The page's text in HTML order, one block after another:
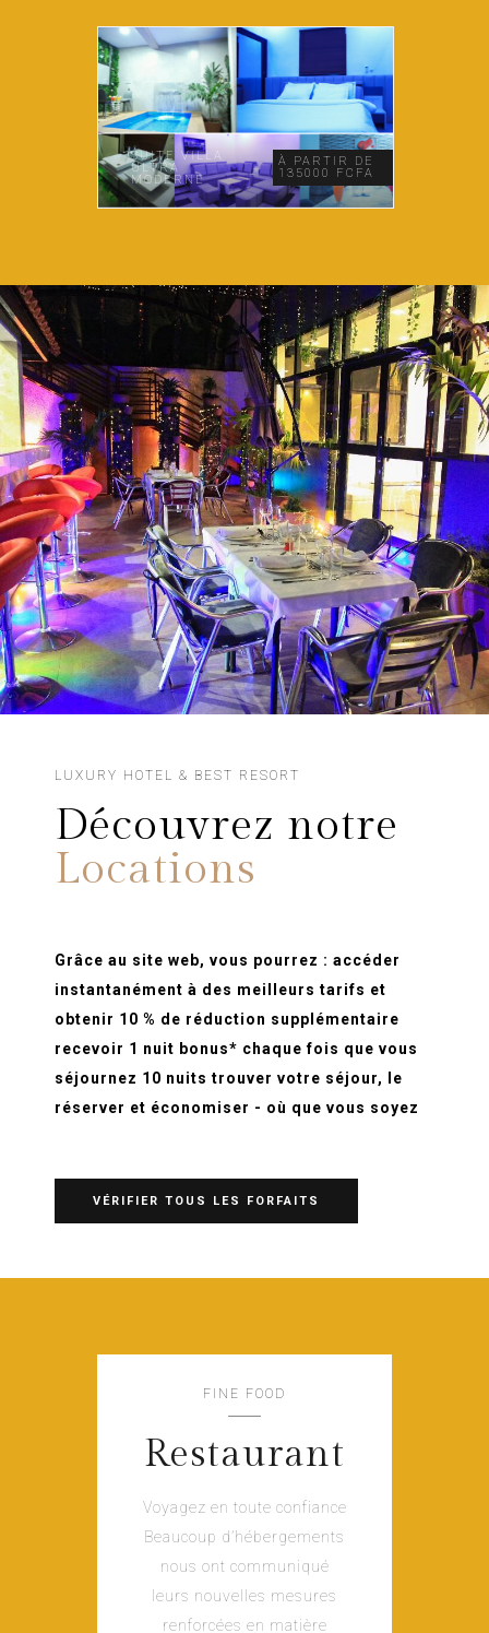
SUITE VILLA
ULTRA
MODERNE
À PARTIR DE
135000 FCFA
LUXURY HOTEL & BEST RESORT
Découvrez notre
Locations
Grâce au site web, vous pourrez : accéder
instantanément à des meilleurs tarifs et
obtenir 10 % de réduction supplémentaire
recevoir 1 nuit bonus* chaque fois que vous
séjournez 10 nuits trouver votre séjour, le
réserver et économiser - où que vous soyez
VÉRIFIER TOUS LES FORFAITS
FINE FOOD
Restaurant
Voyagez en toute confiance
Beaucoup d’hébergements
nous ont communiqué
leurs nouvelles mesures
renforcées en matière